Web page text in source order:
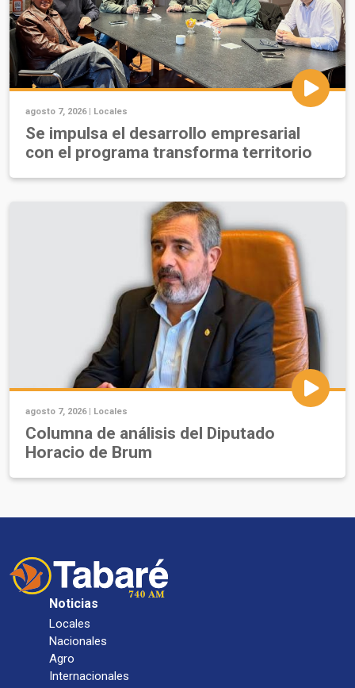
agosto 7, 2026 | Locales
Se impulsa el desarrollo empresarial
con el programa transforma territorio
agosto 7, 2026 | Locales
Columna de análisis del Diputado
Horacio de Brum
Noticias
Locales
Nacionales
Agro
Internacionales